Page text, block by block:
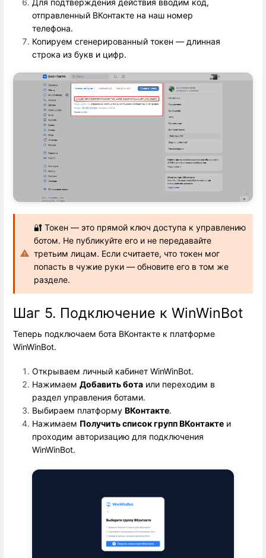
Для подтверждения действия вводим код,
отправленный ВКонтакте на наш номер
телефона.
Копируем сгенерированный токен — длинная
строка из букв и цифр.
🔐 Токен — это прямой ключ доступа к управлению
ботом. Не публикуйте его и не передавайте
третьим лицам. Если считаете, что токен мог
попасть в чужие руки — обновите его в том же
разделе.
Шаг 5. Подключение к WinWinBot
Теперь подключаем бота ВКонтакте к платформе
WinWinBot.
Открываем личный кабинет WinWinBot.
Нажимаем Добавить бота или переходим в
раздел управления ботами.
Выбираем платформу ВКонтакте.
Нажимаем Получить список групп ВКонтакте и
проходим авторизацию для подключения
WinWinBot.